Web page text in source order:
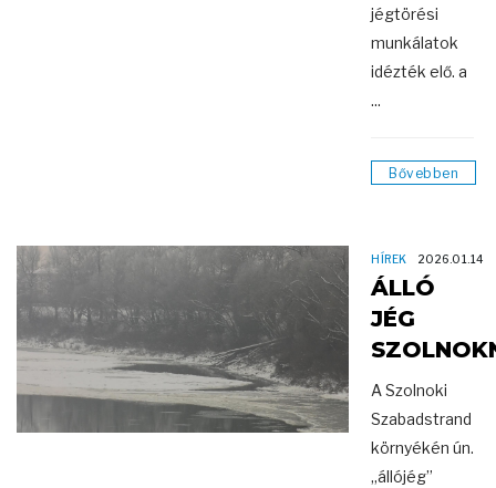
jégtörési
munkálatok
idézték elő. a
...
Bővebben
HÍREK 2026.01.14
ÁLLÓ
JÉG
A Szolnoki
Szabadstrand
környékén ún.
„állójég”